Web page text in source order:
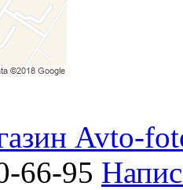
Avto-
66-95